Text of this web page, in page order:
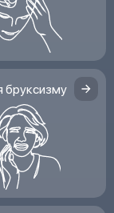
бруксизму